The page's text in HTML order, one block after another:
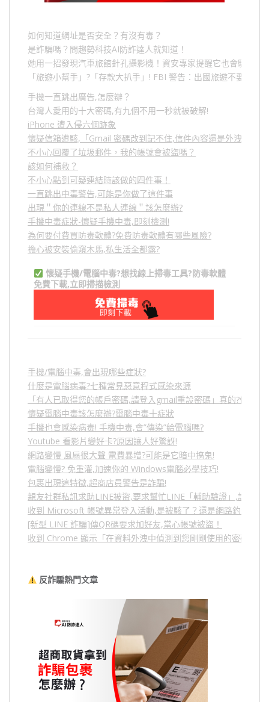
如何知道網址是否安全？有沒有毒？
是詐騙嗎？問趨勢科技AI防詐達人就知道！
她用一招發現汽車旅館針孔攝影機！資安專家提醒它也會駭人成
「旅遊小幫手」 ? 「存款大扒手」 ! FBI 警告：出國旅遊不要做的
手機一直跳出廣告,怎麼辦？
台灣人愛用的十大密碼,有九個不用一秒就被破解!
iPhone 遭入侵六個跡象
懷疑信箱遭駭,「Gmail 密碼改到記不住,信件內容還是外洩？」,
不小心回覆了垃圾郵件，我的帳號會被盜嗎？
該如何補救？
不小心點到可疑連結時該做的四件事！
一直跳出中毒警告,可能是你做了這件事
出現＂你的連線不是私人連線＂該怎麼辦?
手機中毒症狀-懷疑手機中毒,即刻檢測!
為何要付費買防毒軟體?免費防毒軟體有哪些風險?
擔心被安裝偷窺木馬,私生活全都露?
懷疑手機/電腦中毒?想找線上掃毒工具?防毒軟體
免費下載,立即掃描檢測
手機/電腦中毒,會出現哪些症狀?
什麼是電腦病毒?七種常見惡意程式感染來源
「有人已取得您的帳戶密碼,請登入gmail重設密碼」真的?假的?5
懷疑電腦中毒該怎麼辦?電腦中毒十症狀
手機也會感染病毒! 手機中毒,會”傳染”給電腦嗎?
Youtube 看影片變好卡?原因讓人好驚訝!
網路變慢 風扇很大聲 電費暴增?可能是它暗中搞鬼!
電腦變慢? 免重灌,加速你的 Windows電腦必學技巧!
包裹出現這特徵,超商店員警告是詐騙!
親友社群私訊求助LINE被盜,要求幫忙LINE「輔助驗證」,詐騙
收到 Microsoft 帳號異常登入活動,是被駭了？還是網路釣魚？
[新型 LINE 詐騙]傳QR碼要求加好友,當心帳號被盜！
收到 Chrome 顯示「在資料外洩中偵測到您剛剛使用的密碼」
反詐騙熱門文章